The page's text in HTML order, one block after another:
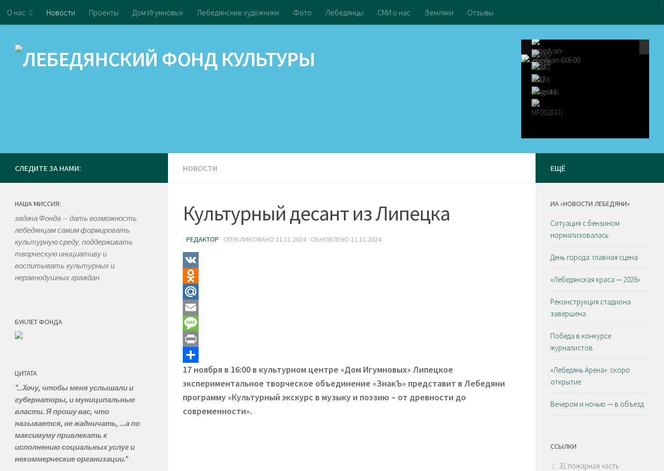
О нас Новости Проекты Дом Игумновых Лебедянские художники Фото Лебедянцы СМИ о нас Земляки Отзывы
НОВОСТИ
Культурный десант из Липецка
-РЕДАКТОР · ОПУБЛИКОВАНО 11.11.2024 · ОБНОВЛЕНО 11.11.2024
VK
Odnoklassniki
Mail.Ru
Email
Message
Print
Отправить
17 ноября в 16:00 в культурном центре «Дом Игумновых» Липецкое
экспериментальное творческое объединение «ЗнакЪ» представит в Лебедяни
программу «Культурный экскурс в музыку и поэзию – от древности до
современности».
СЛЕДИТЕ ЗА НАМИ:
НАША МИССИЯ:
задача Фонда — дать возможность
лебедянцам самим формировать
культурную среду, поддерживать
творческую инициативу и
воспитывать культурных и
неравнодушных граждан.
БУКЛЕТ ФОНДА
ЦИТАТА
"...Xочу, чтобы меня услышали и
губернаторы, и муниципальные
власти. Я прошу вас, что
называется, не жадничать, ...а по
максимуму привлекать к
исполнению социальных услуг и
некоммерческие организации."
ЕЩЁ
ИА «НОВОСТИ ЛЕБЕДЯНИ»
Ситуация с бензином
нормализовалась
День города: главная сцена
«Лебедянская краса — 2026»
Реконструкция стадиона
завершена
Победа в конкурсе
журналистов
«Лебедянь Арена»: скоро
открытие
Вечером и ночью — в объезд
ССЫЛКИ
31 пожарная часть